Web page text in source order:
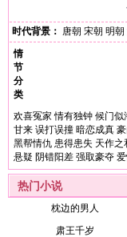
时代背景： 唐朝 宋朝 明朝
情
节
分
类
欢喜冤家 情有独钟 候门似
甘来 误打误撞 暗恋成真
黑帮情仇 患得患失 天作之
悬疑 阴错阳差 强取豪夺
热门小说
枕边的男人
肃王千岁